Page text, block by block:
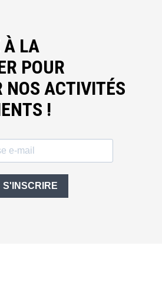
À LA
POUR
NOS ACTIVITÉS
!
S'INSCRIRE